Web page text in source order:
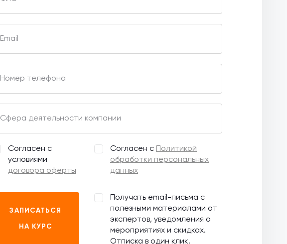
Email
Номер телефона
Сфера деятельности компании
Согласен с
условиями
договора оферты
Согласен с
Политикой
обработки персональных
данных
ЗАПИСАТЬСЯ
НА КУРС
Получать email-письма с
полезными материалами от
экспертов, уведомления о
мероприятиях и скидках.
Отписка в один клик.